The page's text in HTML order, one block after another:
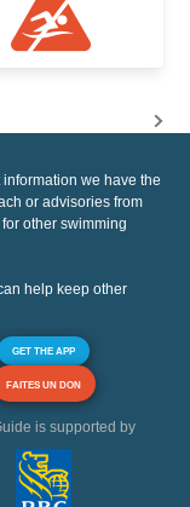
we have the
or advisories from
other swimming
help keep other
GET THE APP
FAITES UN DON
is supported by